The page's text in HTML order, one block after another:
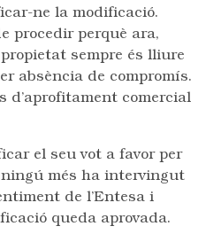
ne la modificació.
procedir perquè ara,
sempre és lliure
absència de compromís.
d’aprofitament comercial
el seu vot a favor per
més ha intervingut
de l’Entesa i
queda aprovada.